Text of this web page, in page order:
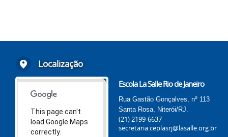
Localização
This page can't
load Google Maps
correctly.
Escola La Salle Rio de Janeiro
Rua Gastão Gonçalves, nº 113
Santa Rosa, Niterói/RJ.
(21) 2199-6637
secretaria.ceplasrj@lasalle.org.br